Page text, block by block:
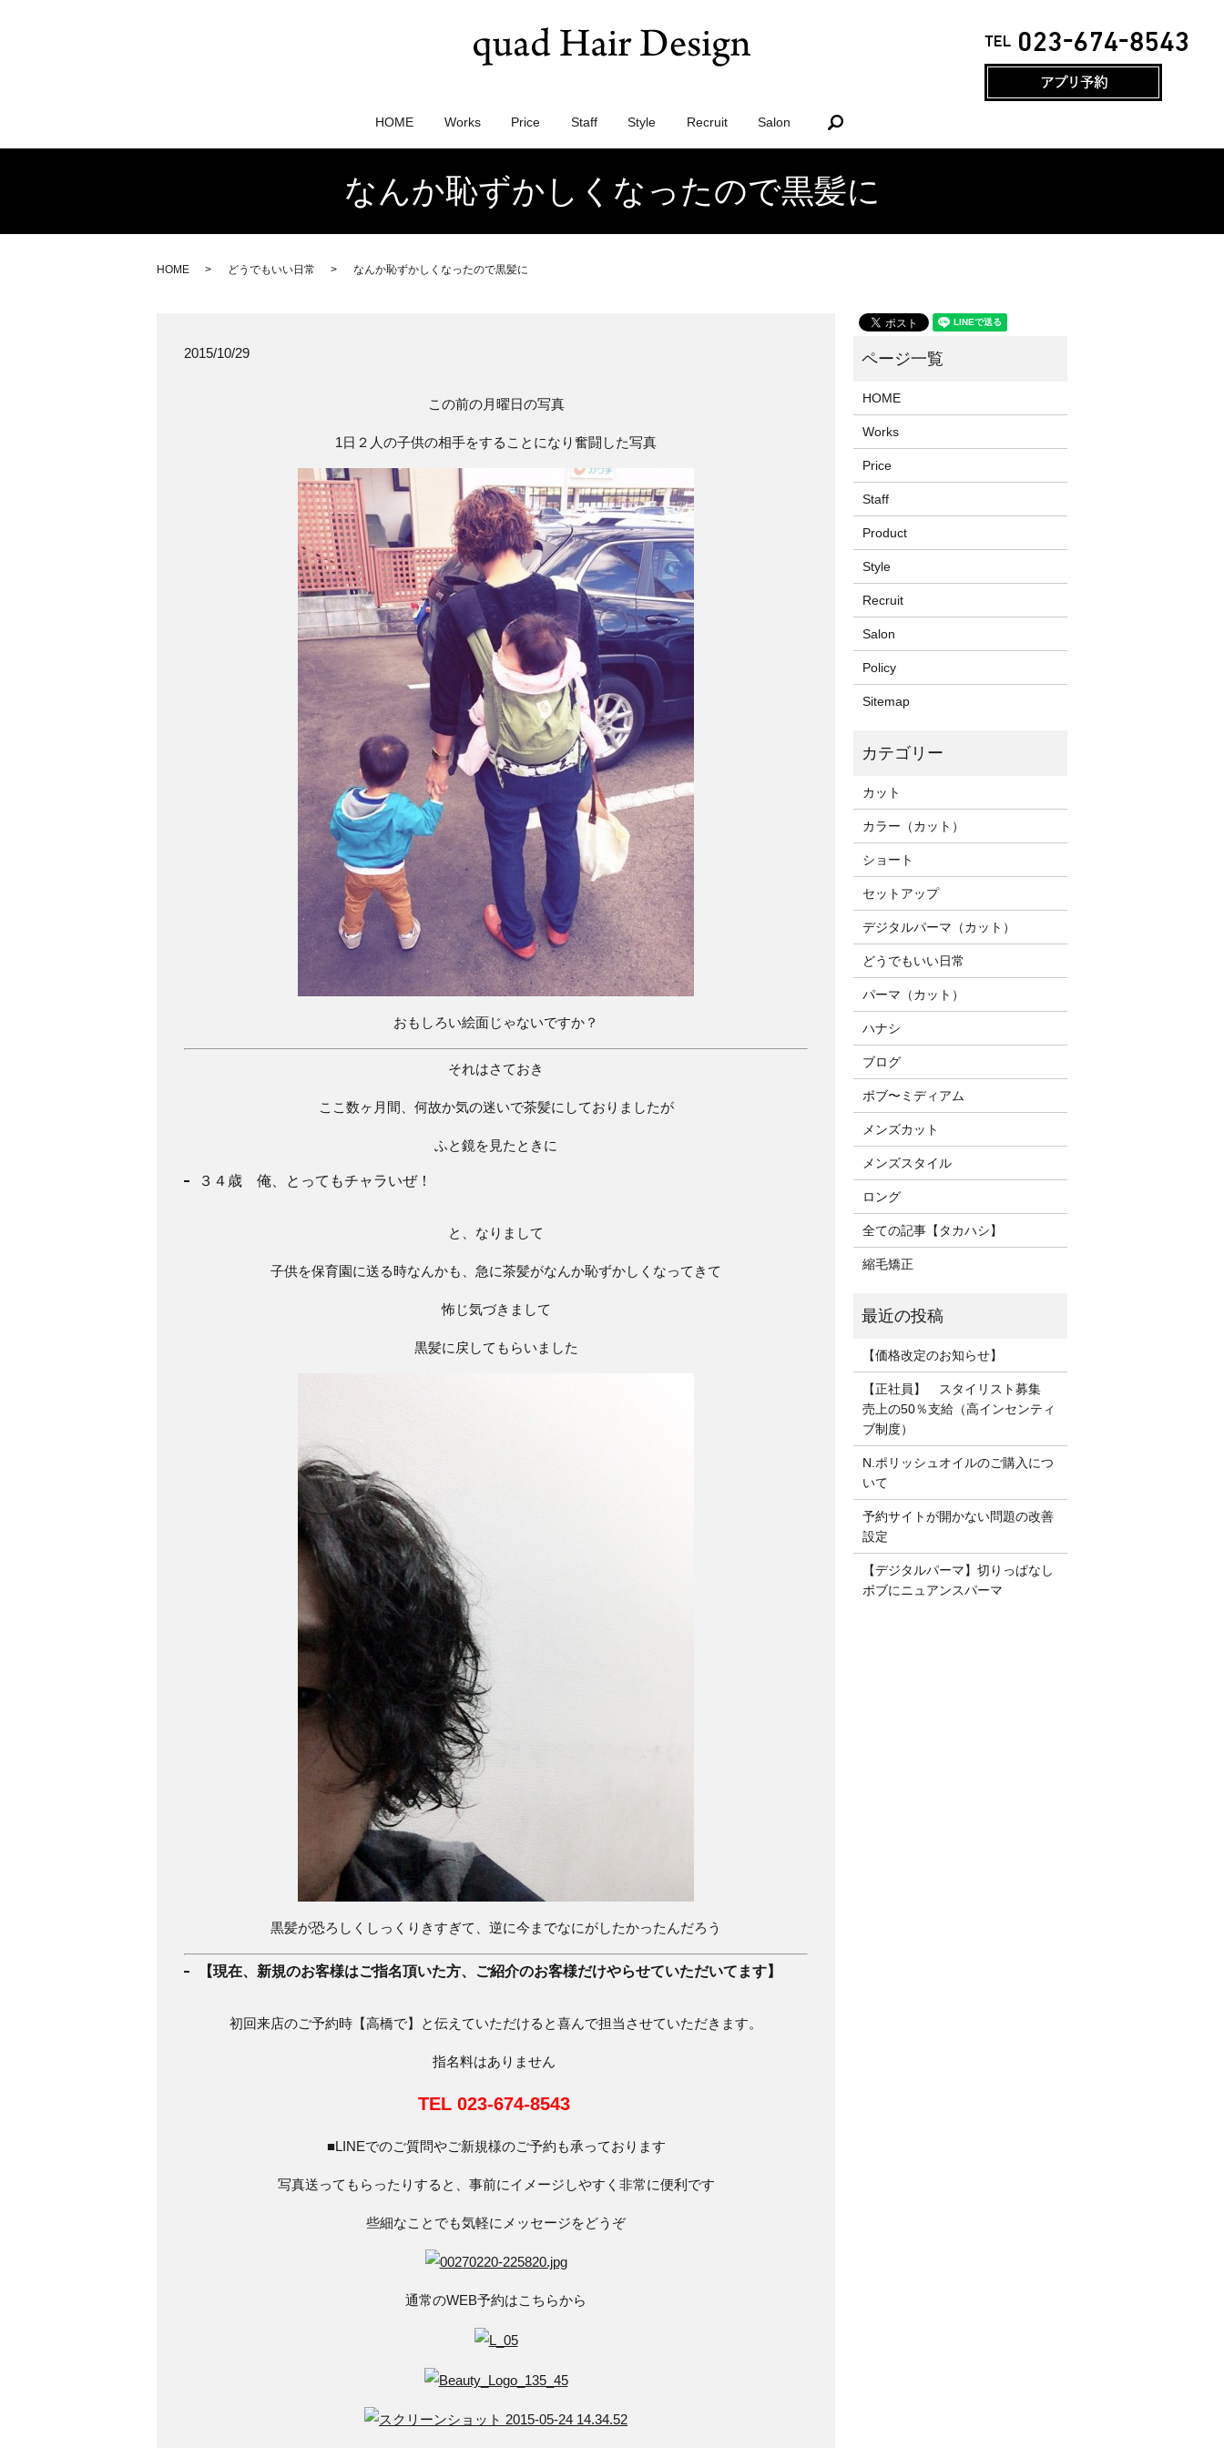
HOME Works Price Staff Style Recruit Salon
なんか恥ずかしくなったので黒髪に
HOME どうでもいい日常 なんか恥ずかしくなったので黒髪に
2015/10/29
この前の月曜日の写真
1日２人の子供の相手をすることになり奮闘した写真
おもしろい絵面じゃないですか？
それはさておき
ここ数ヶ月間、何故か気の迷いで茶髪にしておりましたが
ふと鏡を見たときに
３４歳 俺、とってもチャラいぜ！
と、なりまして
子供を保育園に送る時なんかも、急に茶髪がなんか恥ずかしくなってきて
怖じ気づきまして
黒髪に戻してもらいました
黒髪が恐ろしくしっくりきすぎて、逆に今までなにがしたかったんだろう
【現在、新規のお客様はご指名頂いた方、ご紹介のお客様だけやらせていただいてます】
初回来店のご予約時【高橋で】と伝えていただけると喜んで担当させていただきます。
指名料はありません
TEL 023-674-8543
■LINEでのご質問やご新規様のご予約も承っております
写真送ってもらったりすると、事前にイメージしやすく非常に便利です
些細なことでも気軽にメッセージをどうぞ
通常のWEB予約はこちらから
HOME
Works
Price
Staff
Product
Style
Recruit
Salon
Policy
Sitemap
カット
カラー（カット）
ショート
セットアップ
デジタルパーマ（カット）
どうでもいい日常
パーマ（カット）
ハナシ
ブログ
ボブ〜ミディアム
メンズカット
メンズスタイル
ロング
全ての記事【タカハシ】
縮毛矯正
【価格改定のお知らせ】
【正社員】 スタイリスト募集
売上の50％支給（高インセンティ
ブ制度）
N.ポリッシュオイルのご購入につ
いて
予約サイトが開かない問題の改善
設定
【デジタルパーマ】切りっぱなし
ボブにニュアンスパーマ